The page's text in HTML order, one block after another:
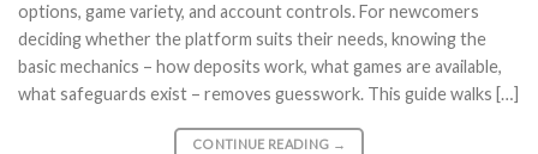
options, game variety, and account controls. For newcomers
deciding whether the platform suits their needs, knowing the
basic mechanics – how deposits work, what games are available,
what safeguards exist – removes guesswork. This guide walks […]
CONTINUE READING →